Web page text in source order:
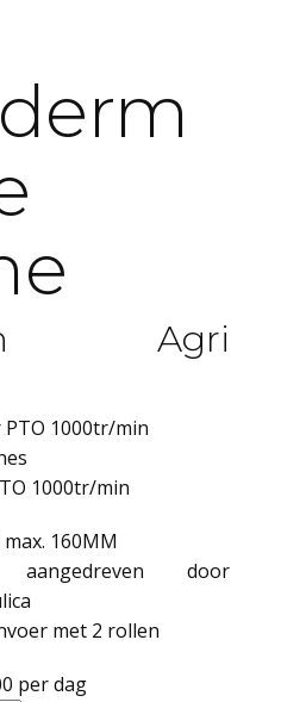
Agri
1000tr/min
160MM
aangedreven door
met 2 rollen
per dag